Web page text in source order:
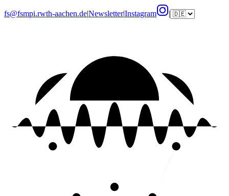
fs@fsmpi.rwth-aachen.de|Newsletter|Instagram |